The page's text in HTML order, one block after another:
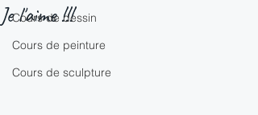
Cours de dessin
Cours de peinture
Cours de sculpture
Je l'aime !!!